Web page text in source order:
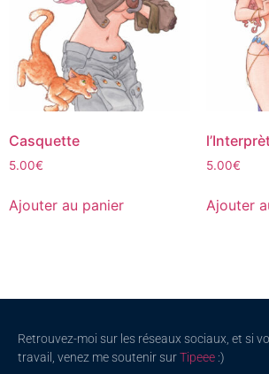
Casquette
5.00€
Ajouter au panier
5.00€
Ajouter
Retrouvez-moi sur les réseaux sociaux, et si
travail, venez me soutenir surTipeee :)